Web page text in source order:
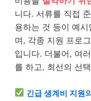
니다. 서류를 직접
용하는 것 등이 예
며, 각종 지원 프로
입니다. 더불어, 여
를 하고, 최선의 선
긴급생계비 지원